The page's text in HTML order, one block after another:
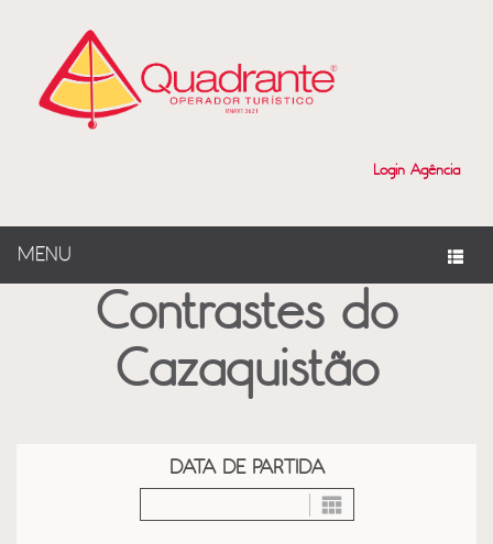
Login Agência
MENU
Contrastes do
Cazaquistão
DATA DE PARTIDA